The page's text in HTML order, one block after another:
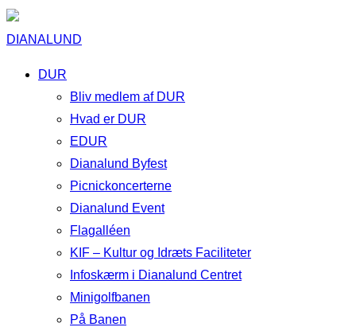
DIANALUND
DUR
Bliv medlem af DUR
Hvad er DUR
EDUR
Dianalund Byfest
Picnickoncerterne
Dianalund Event
Flagalléen
KIF – Kultur og Idræts Faciliteter
Infoskærm i Dianalund Centret
Minigolfbanen
På Banen